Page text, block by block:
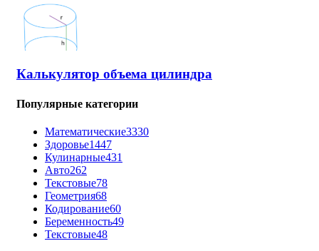
Калькулятор объема цилиндра
Популярные категории
Математические3330
Здоровье1447
Кулинарные431
Авто262
Текстовые78
Геометрия68
Кодирование60
Беременность49
Текстовые48